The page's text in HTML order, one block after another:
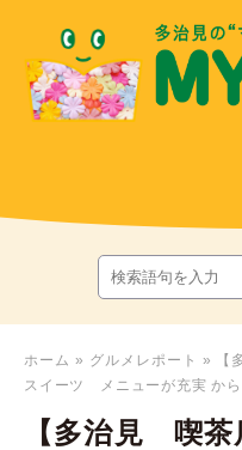
ホーム » グルメレポート »
スイーツ メニューが充実 か
【多治見 喫茶